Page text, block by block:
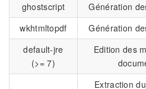
ghostscript Génération
wkhtmltopdf
Génération
default-jre
(>= 7)
Edition des
Extraction